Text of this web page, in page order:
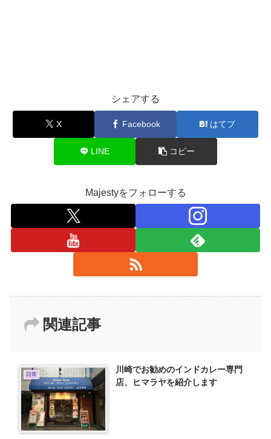
シェアする
X Facebook はてブ
LINE コピー
Majestyをフォローする
関連記事
日常
川崎でお勧めのインドカレー専門
店、ヒマラヤを紹介します